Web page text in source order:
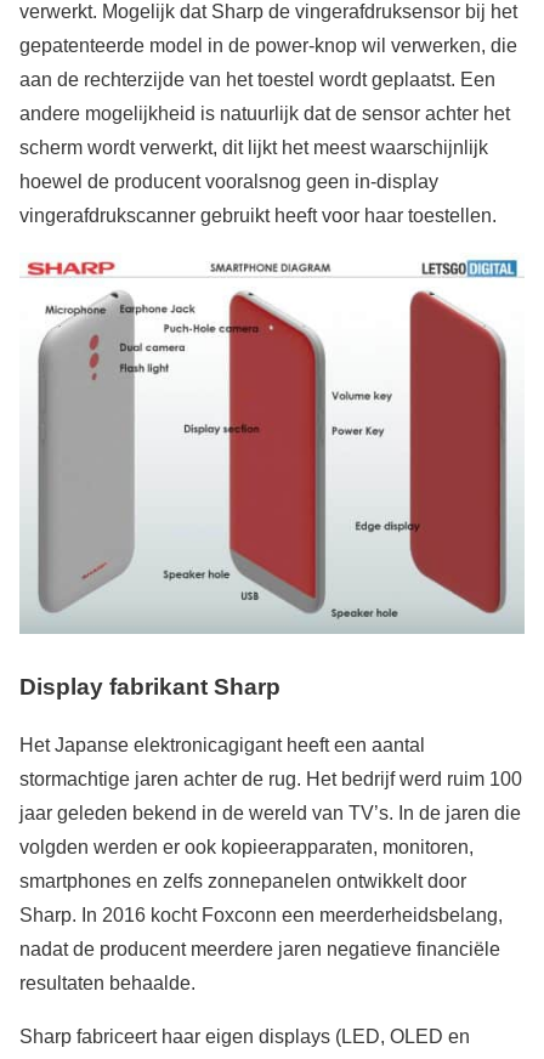
verwerkt. Mogelijk dat Sharp de vingerafdruksensor bij het
gepatenteerde model in de power-knop wil verwerken, die
aan de rechterzijde van het toestel wordt geplaatst. Een
andere mogelijkheid is natuurlijk dat de sensor achter het
scherm wordt verwerkt, dit lijkt het meest waarschijnlijk
hoewel de producent vooralsnog geen in-display
vingerafdrukscanner gebruikt heeft voor haar toestellen.
Display fabrikant Sharp
Het Japanse elektronicagigant heeft een aantal
stormachtige jaren achter de rug. Het bedrijf werd ruim 100
jaar geleden bekend in de wereld van TV’s. In de jaren die
volgden werden er ook kopieerapparaten, monitoren,
smartphones en zelfs zonnepanelen ontwikkelt door
Sharp. In 2016 kocht Foxconn een meerderheidsbelang,
nadat de producent meerdere jaren negatieve financiële
resultaten behaalde.
Sharp fabriceert haar eigen displays (LED, OLED en